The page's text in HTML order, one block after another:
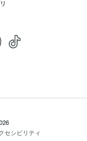
セシビリティ